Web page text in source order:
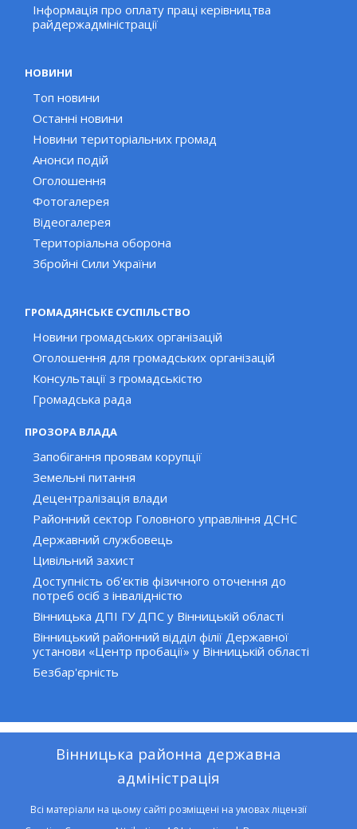
Інформація про оплату праці керівництва
райдержадміністрації
НОВИНИ
Топ новини
Останні новини
Новини територіальних громад
Анонси подій
Оголошення
Фотогалерея
Відеогалерея
Територіальна оборона
Збройні Сили України
ГРОМАДЯНСЬКЕ СУСПІЛЬСТВО
Новини громадських організацій
Оголошення для громадських організацій
Консультації з громадськістю
Громадська рада
ПРОЗОРА ВЛАДА
Запобігання проявам корупції
Земельні питання
Децентралізація влади
Районний сектор Головного управління ДСНС
Державний службовець
Цивільний захист
Доступність об'єктів фізичного оточення до
потреб осіб з інвалідністю
Вінницька ДПІ ГУ ДПС у Вінницькій області
Вінницький районний відділ філії Державної
установи «Центр пробації» у Вінницькій області
Безбар'єрність
Вінницька районна державна
адміністрація
Всі матеріали на цьому сайті розміщені на умовах ліцензії